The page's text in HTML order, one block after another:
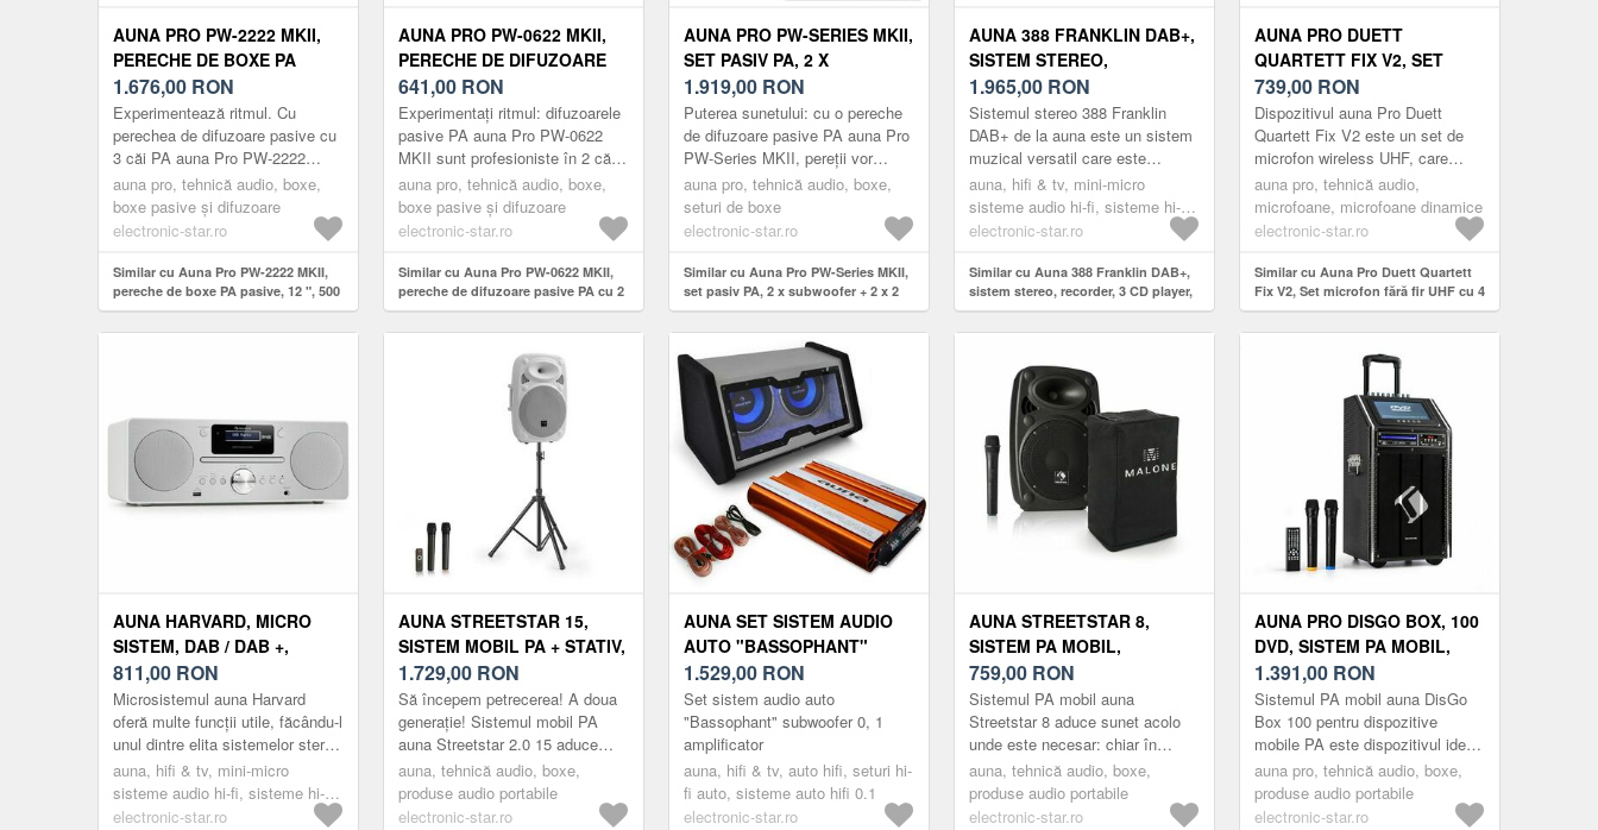
AUNA PRO PW-2222 MKII,
PERECHE DE BOXE PA
PASIVE, 12 ", 500 W RMS /
1000 W MAX
1.676,00 RON
Experimentează ritmul. Cu
perechea de difuzoare pasive cu
3 căi PA auna Pro PW-2222
MKII, sunetul este de partea
ta.Ambele difuzoare PA fullrange
a...
auna pro, tehnică audio, boxe,
boxe pasive și difuzoare
electronic-star.ro
Similar cu Auna Pro PW-2222 MKII,
pereche de boxe PA pasive, 12 ", 500
W RMS / 1000 W max
AUNA PRO PW-0622 MKII,
PERECHE DE DIFUZOARE
PASIVE PA CU 2 CĂI,
SUBWOOFER DE 6, 5", 125
W
641,00 RON
Experimentați ritmul: difuzoarele
pasive PA auna Pro PW-0622
MKII sunt profesioniste în 2 căi
pentru petreceri, evenimente și
prelegeri.Difuzoarele...
auna pro, tehnică audio, boxe,
boxe pasive și difuzoare
electronic-star.ro
Similar cu Auna Pro PW-0622 MKII,
pereche de difuzoare pasive PA cu 2
căi, subwoofer de 6, 5", 125 W
AUNA PRO PW-SERIES MKII,
SET PASIV PA, 2 X
SUBWOOFER + 2 X 2 BOXE
1.919,00 RON
Puterea sunetului: cu o pereche
de difuzoare pasive PA auna Pro
PW-Series MKII, pereții vor
tremura la petreceri și
evenimente. Două subwoofere
aun...
auna pro, tehnică audio, boxe,
seturi de boxe
electronic-star.ro
Similar cu Auna Pro PW-Series MKII,
set pasiv PA, 2 x subwoofer + 2 x 2
boxe
AUNA 388 FRANKLIN DAB+,
SISTEM STEREO,
RECORDER, 3 CD PLAYER,
BT, CASETOFON, AUX,
PORT USB
1.965,00 RON
Sistemul stereo 388 Franklin
DAB+ de la auna este un sistem
muzical versatil care este
echipat, printre altele, cu întregul
repertoriu de playere a...
auna, hifi & tv, mini-micro
sisteme audio hi-fi, sisteme hi-fi
cu gramofon
electronic-star.ro
Similar cu Auna 388 Franklin DAB+,
sistem stereo, recorder, 3 CD player,
BT, casetofon, AUX, port USB
AUNA PRO DUETT
QUARTETT FIX V2, SET
MICROFON FĂRĂ FIR UHF
CU 4 CANALE, GAMĂ DE 50
M
739,00 RON
Dispozitivul auna Pro Duett
Quartett Fix V2 este un set de
microfon wireless UHF, care
acoperă profesional și
cuprinzător cerințele practice ale
di...
auna pro, tehnică audio,
microfoane, microfoane dinamice
electronic-star.ro
Similar cu Auna Pro Duett Quartett
Fix V2, Set microfon fără fir UHF cu 4
canale, gamă de 50 m
AUNA HARVARD, MICRO
SISTEM, DAB / DAB +,
TUNER FM, CD PLAYER,
USB PORTABIL, ALB
811,00 RON
Microsistemul auna Harvard
oferă multe funcții utile, făcându-l
unul dintre elita sistemelor stereo
compacte.Microsistemul auna
Harvard este destin...
auna, hifi & tv, mini-micro
sisteme audio hi-fi, sisteme hi-fi
cu cd player și mp3 usb
electronic-star.ro
AUNA STREETSTAR 15,
SISTEM MOBIL PA + STATIV,
15" WOOFER, UHF-MICRO,
1000 W, ALB
1.729,00 RON
Să începem petrecerea! A doua
generație! Sistemul mobil PA
auna Streetstar 2.0 15 aduce
sunetul acolo unde este necesar:
direct în inima evenimente...
auna, tehnică audio, boxe,
produse audio portabile
electronic-star.ro
AUNA SET SISTEM AUDIO
AUTO "BASSOPHANT"
SUBWOOFER 0, 1
AMPLIFICATOR
1.529,00 RON
Set sistem audio auto
"Bassophant" subwoofer 0, 1
amplificator
auna, hifi & tv, auto hifi, seturi hi-
fi auto, sisteme auto hifi 0.1
electronic-star.ro
AUNA STREETSTAR 8,
SISTEM PA MOBIL,
WOOFER DE 8" (20 CM),
MICROFON UHF, 200 W
MAX.
759,00 RON
Sistemul PA mobil auna
Streetstar 8 aduce sunet acolo
unde este necesar: chiar în
centrul diferitelor petreceri, seri
de karaoke și spectacole de d...
auna, tehnică audio, boxe,
produse audio portabile
electronic-star.ro
AUNA PRO DISGO BOX, 100
DVD, SISTEM PA MOBIL,
MAX. 300 W, AFIȘAJ TFT DE
9", DVD, BT
1.391,00 RON
Sistemul PA mobil auna DisGo
Box 100 pentru dispozitive
mobile PA este dispozitivul ideal
pentru toți iubitorii de karaoke
care doresc să își răspâ...
auna pro, tehnică audio, boxe,
produse audio portabile
electronic-star.ro